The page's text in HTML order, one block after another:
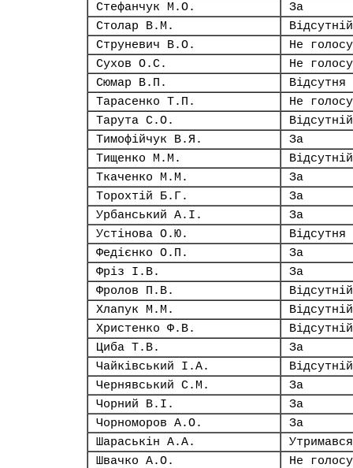
Стефанчук М.О.
За
Столар В.М.
Відсутній
Струневич В.О.
Не
Сухов О.С.
Не
Сюмар В.П.
Відсутня
Тарасенко Т.П.
Не
Тарута С.О.
Відсутній
Тимофійчук В.Я.
За
Тищенко М.М.
Відсутній
Ткаченко М.М.
За
Торохтій Б.Г.
За
Урбанський А.І.
За
Устінова О.Ю.
Відсутня
Федієнко О.П.
За
Фріз І.В.
За
Фролов П.В.
Відсутній
Хлапук М.М.
Відсутній
Христенко Ф.В.
Відсутній
Циба Т.В.
За
Чайківський І.А.
Відсутній
Чернявський С.М.
За
Чорний В.І.
За
Чорноморов А.О.
За
Шараськін А.А.
Утримався
Швачко А.О.
Не